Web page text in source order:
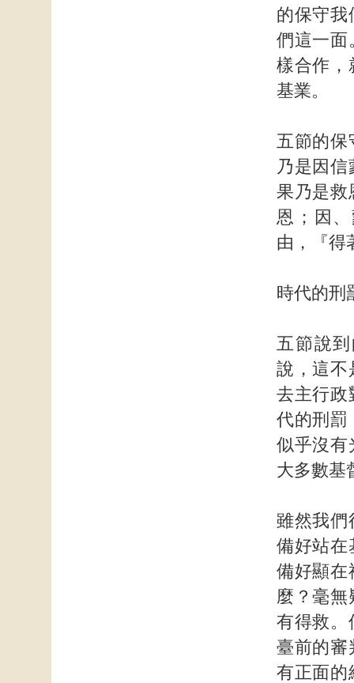
的保守我
們這一面
樣合作，
基業。
五節的保
乃是因
果乃是救
恩；因
由，『得
時代的刑
五節說
說，這不
去主行政
代的刑罰
似乎沒有
大多數基
雖然我們
備好站在
備好顯在
麼？毫無
有得救。
臺前的審
有正面的